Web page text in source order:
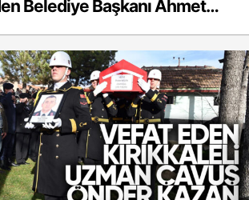
Belediye Başkanı Ahmet